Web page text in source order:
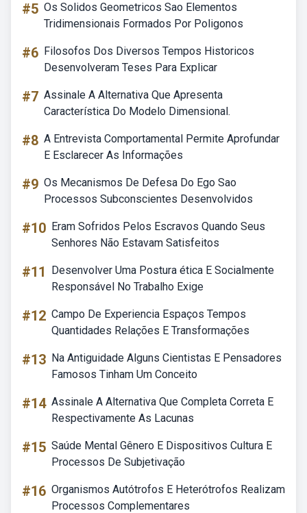
#5 Os Solidos Geometricos Sao Elementos
Tridimensionais Formados Por Poligonos
#6 Filosofos Dos Diversos Tempos Historicos
Desenvolveram Teses Para Explicar
#7 Assinale A Alternativa Que Apresenta
Característica Do Modelo Dimensional.
#8 A Entrevista Comportamental Permite Aprofundar
E Esclarecer As Informações
#9 Os Mecanismos De Defesa Do Ego Sao
Processos Subconscientes Desenvolvidos
#10 Eram Sofridos Pelos Escravos Quando Seus
Senhores Não Estavam Satisfeitos
#11
Desenvolver Uma Postura ética E Socialmente
Responsável No Trabalho Exige
#12 Campo De Experiencia Espaços Tempos
Quantidades Relações E Transformações
#13 Na Antiguidade Alguns Cientistas E Pensadores
Famosos Tinham Um Conceito
#14 Assinale A Alternativa Que Completa Correta E
Respectivamente As Lacunas
#15 Saúde Mental Gênero E Dispositivos Cultura E
Processos De Subjetivação
#16 Organismos Autótrofos E Heterótrofos Realizam
Processos Complementares